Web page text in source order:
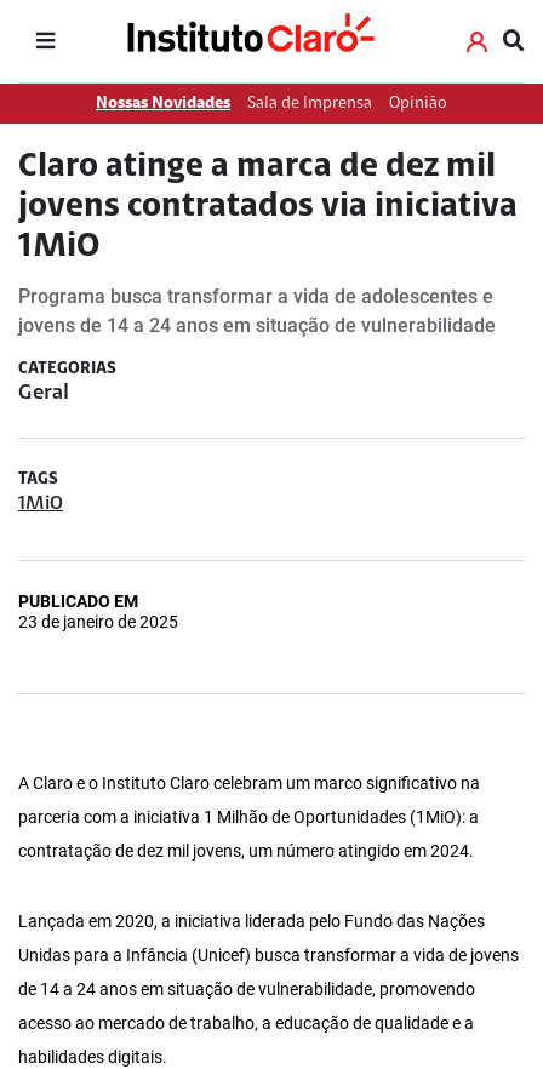
Nossas Novidades Sala de Imprensa Opinião
Claro atinge a marca de dez mil
jovens contratados via iniciativa
1MiO
Programa busca transformar a vida de adolescentes e
jovens de 14 a 24 anos em situação de vulnerabilidade
CATEGORIAS
Geral
TAGS
1MiO
PUBLICADO EM
23 de janeiro de 2025
A Claro e o Instituto Claro celebram um marco significativo na
parceria com a iniciativa 1 Milhão de Oportunidades (1MiO): a
contratação de dez mil jovens, um número atingido em 2024.
Lançada em 2020, a iniciativa liderada pelo Fundo das Nações
Unidas para a Infância (Unicef) busca transformar a vida de jovens
de 14 a 24 anos em situação de vulnerabilidade, promovendo
acesso ao mercado de trabalho, a educação de qualidade e a
habilidades digitais.